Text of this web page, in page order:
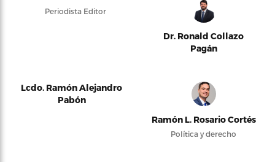
Periodista Editor
Dr. Ronald Collazo
Pagán
Lcdo. Ramón Alejandro
Pabón
Ramón L. Rosario Cortés
Política y derecho